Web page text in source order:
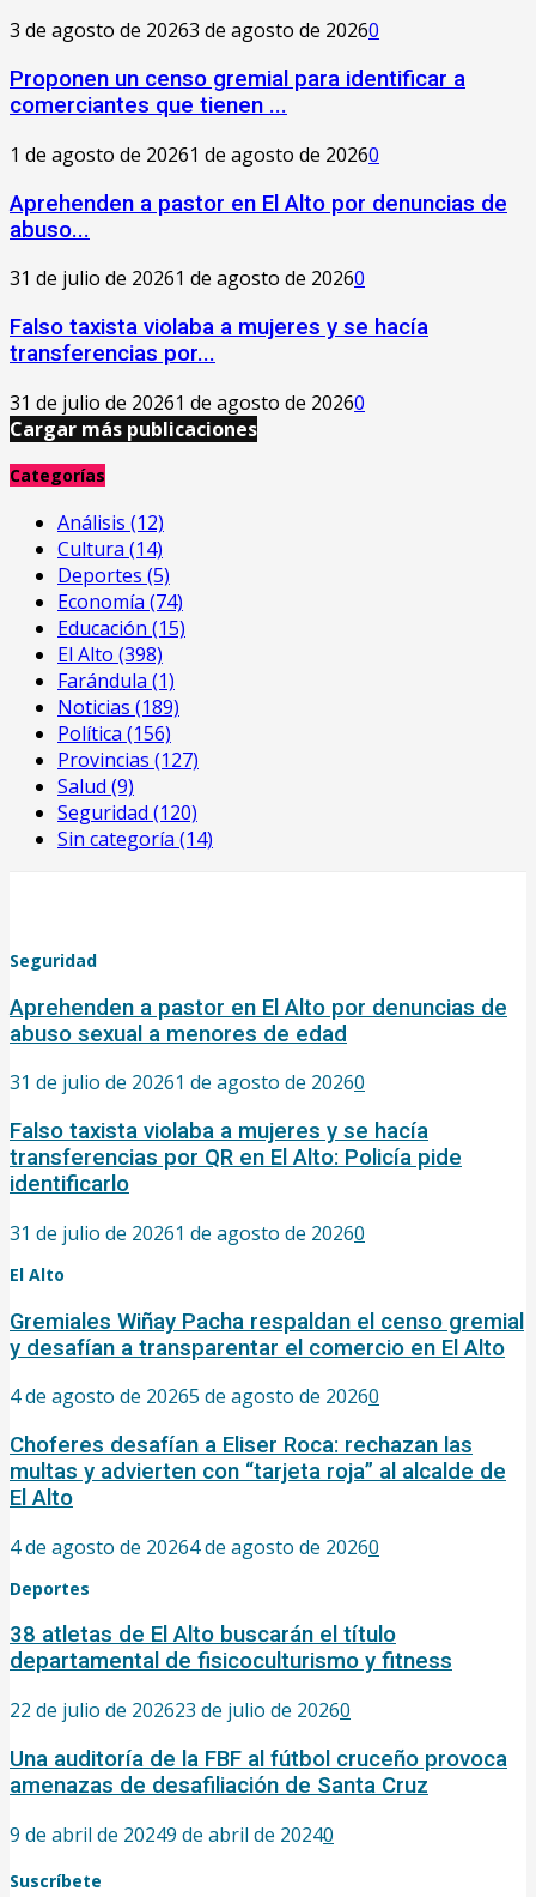
3 de agosto de 20263 de agosto de 20260
Proponen un censo gremial para identificar a
comerciantes que tienen ...
1 de agosto de 20261 de agosto de 20260
Aprehenden a pastor en El Alto por denuncias de
abuso...
31 de julio de 20261 de agosto de 20260
Falso taxista violaba a mujeres y se hacía
transferencias por...
31 de julio de 20261 de agosto de 20260
Cargar más publicaciones
Categorías
Análisis (12)
Cultura (14)
Deportes (5)
Economía (74)
Educación (15)
El Alto (398)
Farándula (1)
Noticias (189)
Política (156)
Provincias (127)
Salud (9)
Seguridad (120)
Sin categoría (14)
Seguridad
Aprehenden a pastor en El Alto por denuncias de
abuso sexual a menores de edad
31 de julio de 20261 de agosto de 20260
Falso taxista violaba a mujeres y se hacía
transferencias por QR en El Alto: Policía pide
identificarlo
31 de julio de 20261 de agosto de 20260
El Alto
Gremiales Wiñay Pacha respaldan el censo gremial
y desafían a transparentar el comercio en El Alto
4 de agosto de 20265 de agosto de 20260
Choferes desafían a Eliser Roca: rechazan las
multas y advierten con “tarjeta roja” al alcalde de
El Alto
4 de agosto de 20264 de agosto de 20260
Deportes
38 atletas de El Alto buscarán el título
departamental de fisicoculturismo y fitness
22 de julio de 202623 de julio de 20260
Una auditoría de la FBF al fútbol cruceño provoca
amenazas de desafiliación de Santa Cruz
9 de abril de 20249 de abril de 20240
Suscríbete